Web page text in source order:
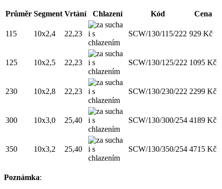
Průměr Segment Vrtání Chlazení Kód Cena
115 10x2,4 22,23 SCW/130/115/222 929 Kč
125 10x2,5 22,23 SCW/130/125/222 1095 Kč
230 10x2,8 22,23 SCW/130/230/222 2299 Kč
300 10x3,0 25,40 SCW/130/300/254 4189 Kč
350 10x3,2 25,40 SCW/130/350/254 4715 Kč
Poznámka: